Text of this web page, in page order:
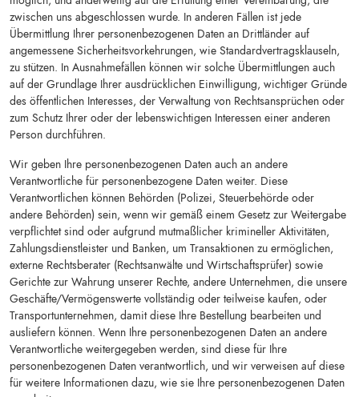
zwischen uns abgeschlossen wurde. In anderen Fällen ist jede
Übermittlung Ihrer personenbezogenen Daten an Drittländer auf
angemessene Sicherheitsvorkehrungen, wie Standardvertragsklauseln,
zu stützen. In Ausnahmefällen können wir solche Übermittlungen auch
auf der Grundlage Ihrer ausdrücklichen Einwilligung, wichtiger Gründe
des öffentlichen Interesses, der Verwaltung von Rechtsansprüchen oder
zum Schutz Ihrer oder der lebenswichtigen Interessen einer anderen
Person durchführen.
Wir geben Ihre personenbezogenen Daten auch an andere
Verantwortliche für personenbezogene Daten weiter. Diese
Verantwortlichen können Behörden (Polizei, Steuerbehörde oder
andere Behörden) sein, wenn wir gemäß einem Gesetz zur Weitergabe
verpflichtet sind oder aufgrund mutmaßlicher krimineller Aktivitäten,
Zahlungsdienstleister und Banken, um Transaktionen zu ermöglichen,
externe Rechtsberater (Rechtsanwälte und Wirtschaftsprüfer) sowie
Gerichte zur Wahrung unserer Rechte, andere Unternehmen, die unsere
Geschäfte/Vermögenswerte vollständig oder teilweise kaufen, oder
Transportunternehmen, damit diese Ihre Bestellung bearbeiten und
ausliefern können. Wenn Ihre personenbezogenen Daten an andere
Verantwortliche weitergegeben werden, sind diese für Ihre
personenbezogenen Daten verantwortlich, und wir verweisen auf diese
für weitere Informationen dazu, wie sie Ihre personenbezogenen Daten
WIR VERPFLICHTEN UNS ZUR